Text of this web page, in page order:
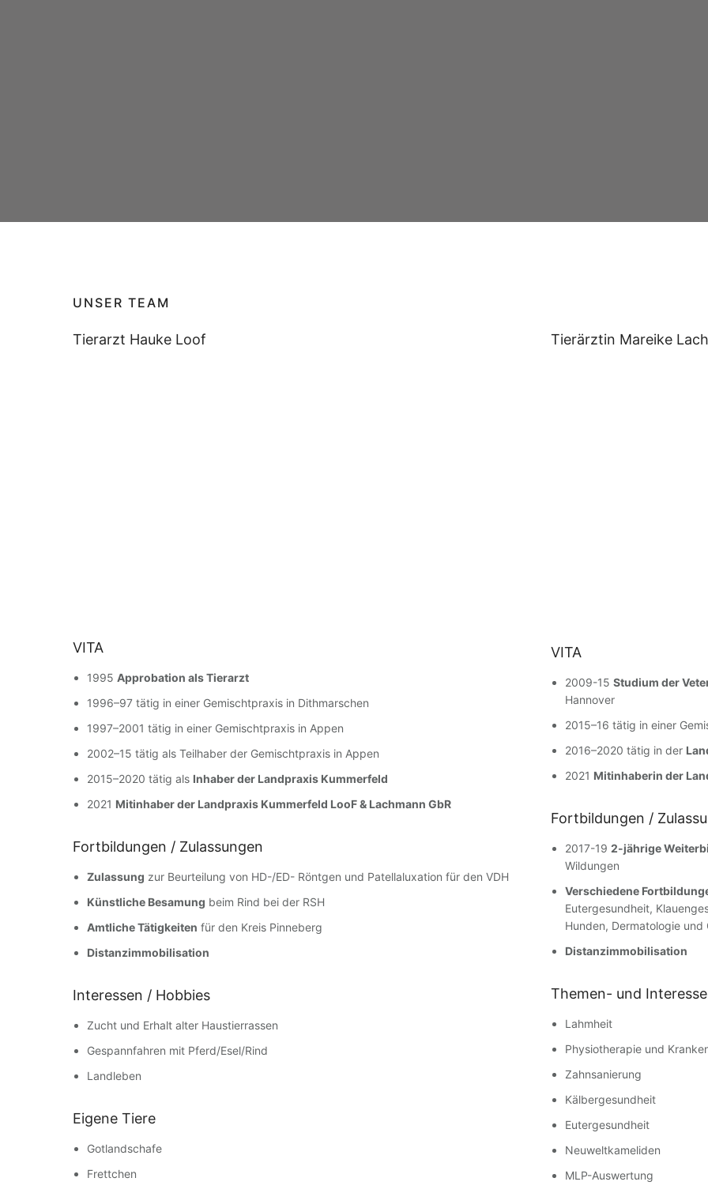
UNSER TEAM
Tierarzt Hauke Loof
VITA
1995Approbation als Tierarzt
1996–97 tätig in einer Gemischtpraxis in Dithmarschen
1997–2001 tätig in einer Gemischtpraxis in Appen
2002–15 tätig als Teilhaber der Gemischtpraxis in Appen
2015–2020 tätig als Inhaber der Landpraxis Kummerfeld
2021 Mitinhaber der Landpraxis Kummerfeld LooF & Lachmann GbR
Fortbildungen / Zulassungen
Zulassung zur Beurteilung von HD-/ED- Röntgen und Patellaluxation für den VDH
Künstliche Besamung beim Rind bei der RSH
Amtliche Tätigkeiten für den Kreis Pinneberg
Distanzimmobilisation
Interessen / Hobbies
Zucht und Erhalt alter Haustierrassen
Gespannfahren mit Pferd/Esel/Rind
Landleben
Eigene Tiere
Gotlandschafe
Frettchen
Tierärztin Mareike
VITA
2009-15Studium der
Hannover
2015–16 tätig in einer
2016–2020 tätig in der
2021 Mitinhaberin der
Fortbildungen /
2017-192-jährige
Wildungen
Verschiedene
Eutergesundheit,
Hunden, Dermatologie
Distanzimmobilisation
Themen- und
Lahmheit
Physiotherapie und
Zahnsanierung
Kälbergesundheit
Eutergesundheit
Neuweltkameliden
MLP-Auswertung